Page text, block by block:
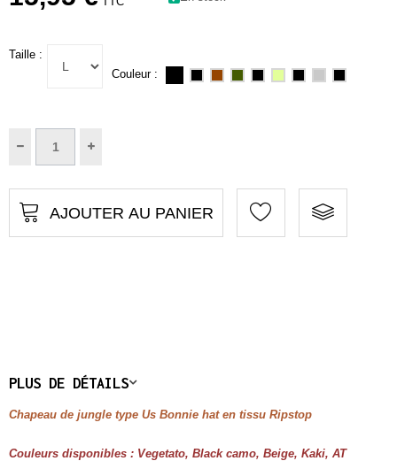
Taille :
Couleur :
AJOUTER AU PANIER
PLUS DE DÉTAILS
Chapeau de jungle type Us Bonnie hat en tissu Ripstop
Couleurs disponibles : Vegetato, Black camo, Beige, Kaki, AT